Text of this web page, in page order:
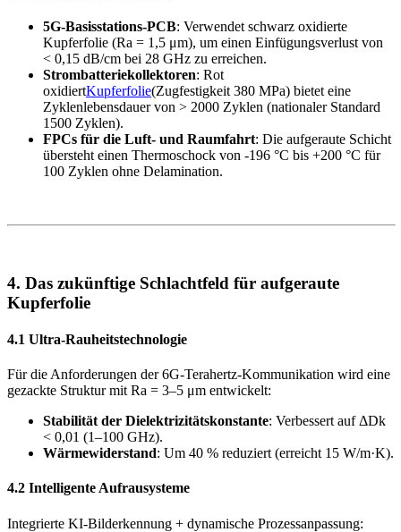
5G-Basisstations-PCB: Verwendet schwarz oxidierte
Kupferfolie (Ra = 1,5 μm), um einen Einfügungsverlust von
< 0,15 dB/cm bei 28 GHz zu erreichen.
Strombatteriekollektoren: Rot
oxidiertKupferfolie(Zugfestigkeit 380 MPa) bietet eine
Zyklenlebensdauer von > 2000 Zyklen (nationaler Standard
1500 Zyklen).
FPCs für die Luft- und Raumfahrt: Die aufgeraute Schicht
übersteht einen Thermoschock von -196 °C bis +200 °C für
100 Zyklen ohne Delamination.
4. Das zukünftige Schlachtfeld für aufgeraute
Kupferfolie
4.1 Ultra-Rauheitstechnologie
Für die Anforderungen der 6G-Terahertz-Kommunikation wird eine
gezackte Struktur mit Ra = 3–5 μm entwickelt:
Stabilität der Dielektrizitätskonstante: Verbessert auf ΔDk
< 0,01 (1–100 GHz).
Wärmewiderstand: Um 40 % reduziert (erreicht 15 W/m·K).
4.2 Intelligente Aufrausysteme
Integrierte KI-Bilderkennung + dynamische Prozessanpassung: